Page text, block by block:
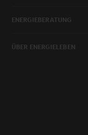
ENERGIEBERATUNG
ÜBER ENERGIELEBEN